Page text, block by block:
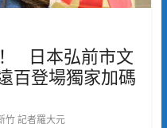
日本弘前市文
百登場獨家加碼
竹 記者羅大元